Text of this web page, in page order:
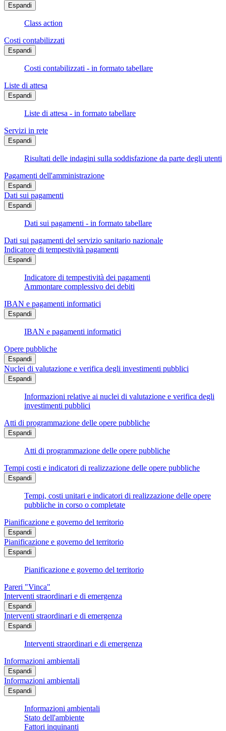
Espandi
Class action
Costi contabilizzati
Espandi
Costi contabilizzati - in formato tabellare
Liste di attesa
Espandi
Liste di attesa - in formato tabellare
Servizi in rete
Espandi
Risultati delle indagini sulla soddisfazione da parte degli utenti
Pagamenti dell'amministrazione
Espandi
Dati sui pagamenti
Espandi
Dati sui pagamenti - in formato tabellare
Dati sui pagamenti del servizio sanitario nazionale
Indicatore di tempestività pagamenti
Espandi
Indicatore di tempestività dei pagamenti
Ammontare complessivo dei debiti
IBAN e pagamenti informatici
Espandi
IBAN e pagamenti informatici
Opere pubbliche
Espandi
Nuclei di valutazione e verifica degli investimenti pubblici
Espandi
Informazioni relative ai nuclei di valutazione e verifica degli
investimenti pubblici
Atti di programmazione delle opere pubbliche
Espandi
Atti di programmazione delle opere pubbliche
Tempi costi e indicatori di realizzazione delle opere pubbliche
Espandi
Tempi, costi unitari e indicatori di realizzazione delle opere
pubbliche in corso o completate
Pianificazione e governo del territorio
Espandi
Pianificazione e governo del territorio
Espandi
Pianificazione e governo del territorio
Pareri "Vinca"
Interventi straordinari e di emergenza
Espandi
Interventi straordinari e di emergenza
Espandi
Interventi straordinari e di emergenza
Informazioni ambientali
Espandi
Informazioni ambientali
Espandi
Informazioni ambientali
Stato dell'ambiente
Fattori inquinanti